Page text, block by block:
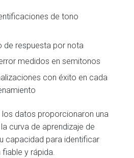
de tono
de respuesta por nota
medidos en semitonos
con éxito en cada
los datos proporcionaron una
curva de aprendizaje de
capacidad para identificar
y rápida.